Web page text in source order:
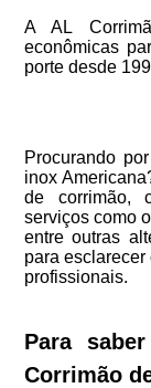
A AL
econômicas
porte desde
Procurando
inox
de corrimão,
serviços como
entre outras
para
profissionais.
Para
Corrimão